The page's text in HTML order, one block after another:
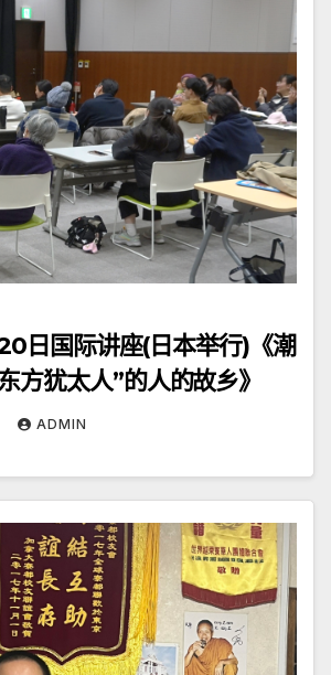
日国际讲座(日本举行)《潮
方犹太人”的人的故乡》
ADMIN